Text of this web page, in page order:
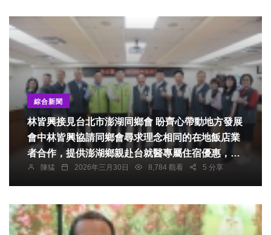
綜合新聞
林皆興接見台北市澎湖同鄉會 盼齊心帶動地方發展
會中林皆興協請同鄉會尋求理念相同的在地飯店業
者合作，提供澎湖鄉親赴台就醫專屬住宿優惠，減
輕經濟負擔；他誠摯邀請同鄉會發揮醫界人脈能
量，配合澎湖國際海上花火節期間，號召中醫、西
醫療量能，許明仁表達高度支持與同意
陳猛 2026年三月30日 8,784 觀看 5 分享